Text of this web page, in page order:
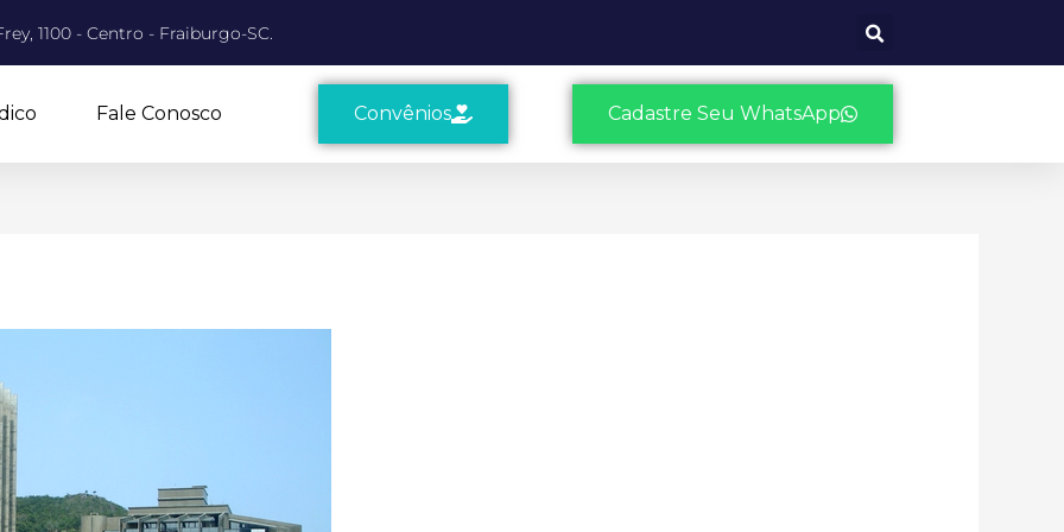
1100 - Centro - Fraiburgo-SC.
Fale Conosco Convênios Cadastre Seu WhatsApp